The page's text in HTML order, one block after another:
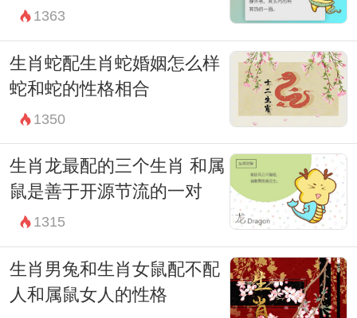
1363
生肖蛇配生肖蛇婚姻怎么样
蛇和蛇的性格相合
1350
生肖龙最配的三个生肖 和属
鼠是善于开源节流的一对
1315
生肖男兔和生肖女鼠配不配
人和属鼠女人的性格